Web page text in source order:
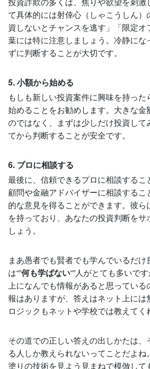
て具体的には射倖心（しゃこうしん）
資しないとチャンスを逃す」「限定
葉には特に注意しましょう。冷静に
ずに判断することが大切です。
5. 小額から始める
もしも新しい投資案件に興味を持った
始めることをお勧めします。大きな金
のではなく、まずは少しだけ投資して
てから判断することが安全です。
6. プロに相談する
最後に、信頼できるプロに相談するこ
顧問や金融アドバイザーに相談する
的な意見を得ることができます。彼
を持っており、あなたの投資判断を
しょう。
まあ愚者でも賢者でも学んでいるだ
は“”何も学ばない“”人がとても多いで
上になんでも情報があると思ってい
報はありますが、答えはネット上には
ロジックもネットや学校では教えてく
その道での正しい答えの出しかたは、
る人しか教えられないってことだよ
塗りの技術を見よう見まねで模倣して